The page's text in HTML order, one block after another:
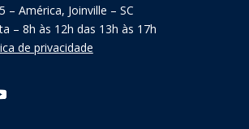
– América, Joinville – SC
– 8h às 12h das 13h às 17h
de privacidade